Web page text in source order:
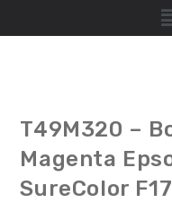
T49M320 –
Magenta
SureColor